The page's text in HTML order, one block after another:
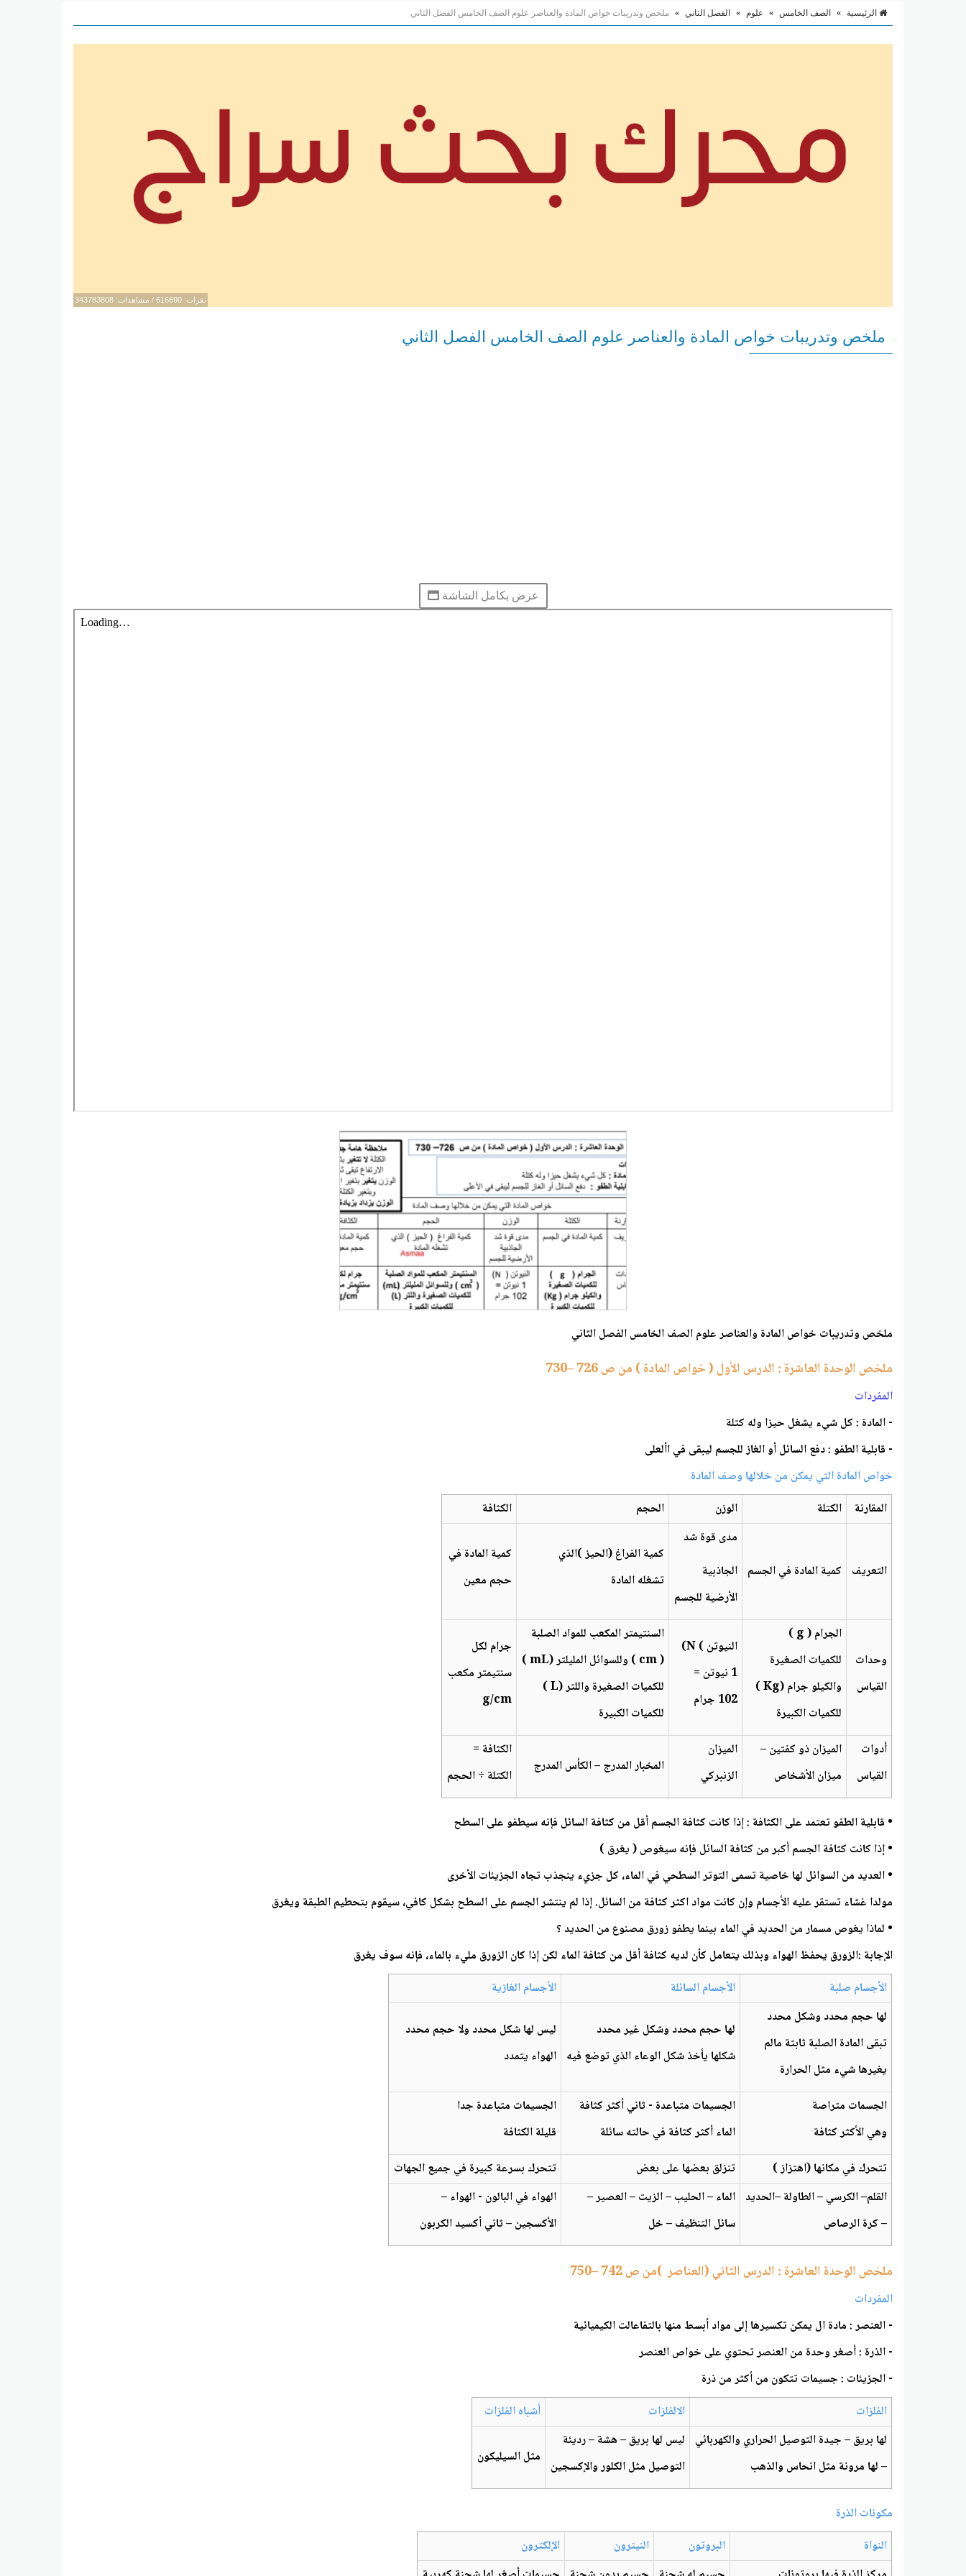
الرئيسية » الصف الخامس » علوم » الفصل الثاني » ملخص وتدريبات خواص المادة والعناصر علوم الصف الخامس الفصل الثاني
نقرات: 616690 / مشاهدات: 343783808
ملخص وتدريبات خواص المادة والعناصر علوم الصف الخامس الفصل الثاني
عرض بكامل الشاشة
ملخص وتدريبات خواص المادة والعناصر علوم الصف الخامس الفصل الثاني
ملخص الوحدة العاشرة : الدرس الأول ( خواص المادة ) من ص 726 –730
المفردات
- المادة : كل شيء يشغل حيزا وله كتلة
- قابلية الطفو : دفع السائل أو الغاز للجسم ليبقى في األعلى
خواص المادة التي يمكن من خلالها وصف المادة
المقارنة
الكتلة الوزن الحجم الكثافة
التعريف كمية المادة في الجسم
مدى قوة شد
الجاذبية
الأرضية للجسم
كمية الفراغ (الحيز )الذي
تشغله المادة
كمية المادة في
حجم معين
وحدات
القياس
الجرام ( g )
للكميات الصغيرة
والكيلو جرام (Kg )
للكميات الكبيرة
النيوتن ) N)
1 نيوتن =
102 جرام
السنتيمتر المكعب للمواد الصلبة
( cm ) وللسوائل المليلتر (mL )
للكميات الصغيرة واللتر (L )
للكميات الكبيرة
جرام لكل
سنتيمتر مكعب
g/cm
أدوات
القياس
الميزان ذو كفتين –
ميزان الأشخاص
الميزان
الزنبركي
المخبار المدرج – الكأس المدرج
الكثافة =
الكتلة ÷ الحجم
• قابلية الطفو تعتمد على الكثافة : إذا كانت كثافة الجسم أقل من كثافة السائل فإنه سيطفو على السطح
• إذا كانت كثافة الجسم أكبر من كثافة السائل فإنه سيغوص ( يغرق )
• العديد من السوائل لها خاصية تسمى التوتر السطحي في الماء، كل جزيء ينجذب تجاه الجزيئات الأخرى
مولدا غشاء تستقر عليه الأجسام وإن كانت مواد اكثر كثافة من السائل. إذا لم ينتشر الجسم على السطح بشكل كافي، سيقوم بتحطيم الطبقة ويغرق
• لماذا يغوص مسمار من الحديد في الماء بينما يطفو زورق مصنوع من الحديد ؟
الإجابة :الزورق يحفظ الهواء وبذلك يتعامل كأن لديه كثافة أقل من كثافة الماء لكن إذا كان الزورق مليء بالماء، فإنه سوف يغرق
الأجسام صلبة
الأجسام السائلة
الأجسام الغازية
لها حجم محدد وشكل محدد
تبقى المادة الصلبة ثابتة مالم
يغيرها شيء مثل الحرارة
لها حجم محدد وشكل غير محدد
شكلها يأخذ شكل الوعاء الذي توضع فيه
ليس لها شكل محدد ولا حجم محدد
الهواء يتمدد
الجسمات متراصة
وهي الأكثر كثافة
الجسيمات متباعدة - ثاني أكثر كثافة
الماء أكثر كثافة في حالته سائلة
الجسيمات متباعدة جدا
قليلة الكثافة
تتحرك في مكانها (اهتزاز )
تنزلق بعضها على بعض
تتحرك بسرعة كبيرة في جميع الجهات
القلم– الكرسي – الطاولة –الحديد
– كرة الرصاص
الماء – الحليب – الزيت – العصير –
سائل التنظيف – خل
الهواء في البالون - الهواء –
الأكسجين – ثاني أكسيد الكربون
ملخص الوحدة العاشرة : الدرس الثاني (العناصر )من ص 742 –750
المفردات
- العنصر : مادة ال يمكن تكسيرها إلى مواد أبسط منها بالتفاعالت الكيميائية
- الذرة : أصغر وحدة من العنصر تحتوي على خواص العنصر
- الجزيئات : جسيمات تتكون من أكثر من ذرة
الفلزات
الالفلزات
أشباه الفلزات
لها بريق – جيدة التوصيل الحراري والكهربائي
– لها مرونة مثل انحاس والذهب
ليس لها بريق – هشة – رديئة
التوصيل مثل الكلور والإكسجين
مثل السيليكون
مكونات الذرة
النواة
البروتون النيترون
الإلكترون